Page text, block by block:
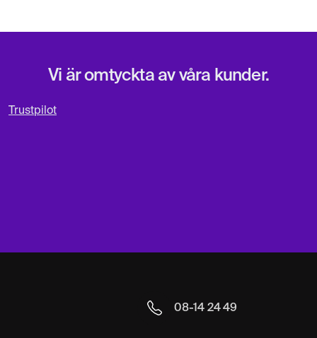
Vi är omtyckta av våra kunder.
Trustpilot
08-14 24 49